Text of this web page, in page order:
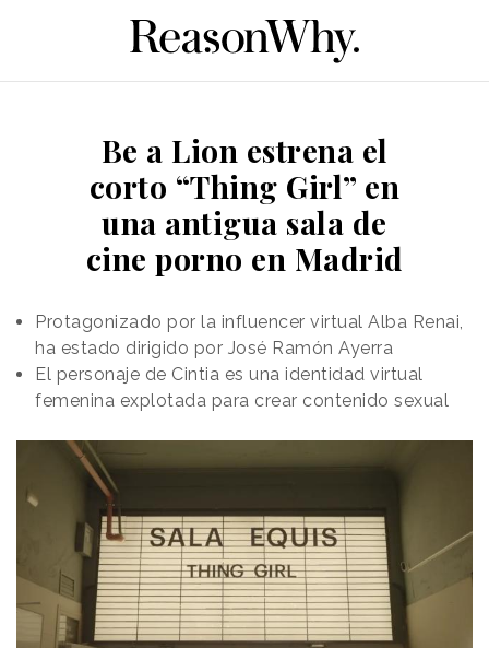
Be a Lion estrena el
corto “Thing Girl” en
una antigua sala de
cine porno en Madrid
Protagonizado por la influencer virtual Alba Renai,
ha estado dirigido por José Ramón Ayerra
El personaje de Cintia es una identidad virtual
femenina explotada para crear contenido sexual